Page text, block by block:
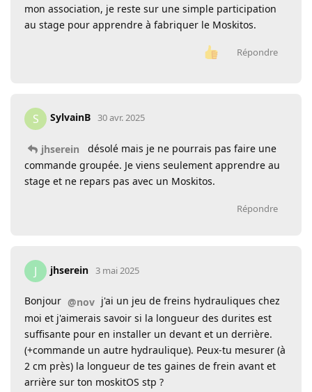
mon association, je reste sur une simple participation
au stage pour apprendre à fabriquer le Moskitos.
Répondre
S SylvainB 30 avr. 2025
jhserein
désolé mais je ne pourrais pas faire une
commande groupée. Je viens seulement apprendre au
stage et ne repars pas avec un Moskitos.
Répondre
J jhserein 3 mai 2025
Bonjour @nov j'ai un jeu de freins hydrauliques chez
moi et j'aimerais savoir si la longueur des durites est
suffisante pour en installer un devant et un derrière.
(+commande un autre hydraulique). Peux-tu mesurer (à
2 cm près) la longueur de tes gaines de frein avant et
arrière sur ton moskitOS stp ?